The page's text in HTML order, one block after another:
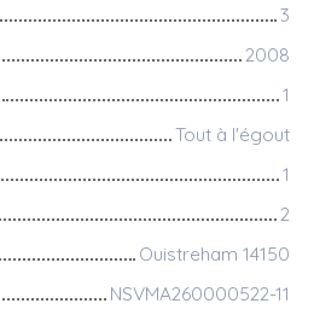
3
2008
1
Tout à l'égout
1
2
Ouistreham 14150
NSVMA260000522-11